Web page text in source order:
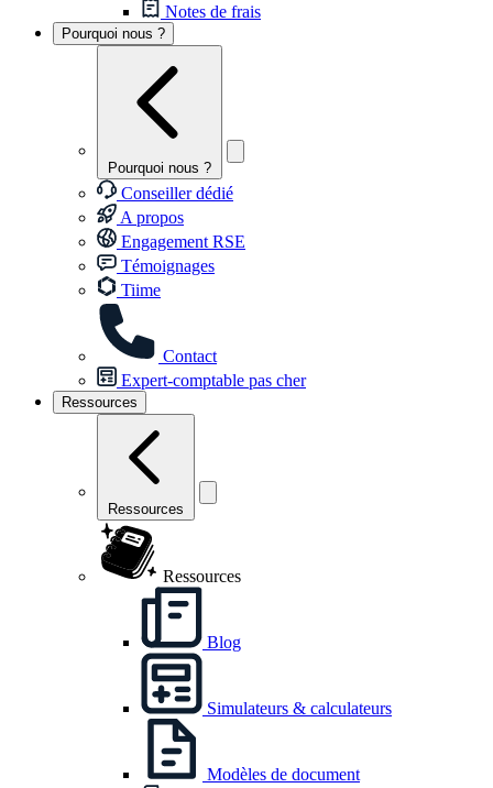
Notes de frais
Pourquoi nous ?
Pourquoi nous ?
Conseiller dédié
A propos
Engagement RSE
Témoignages
Tiime
Contact
Expert-comptable pas cher
Ressources
Ressources
Ressources
Blog
Simulateurs & calculateurs
Modèles de document